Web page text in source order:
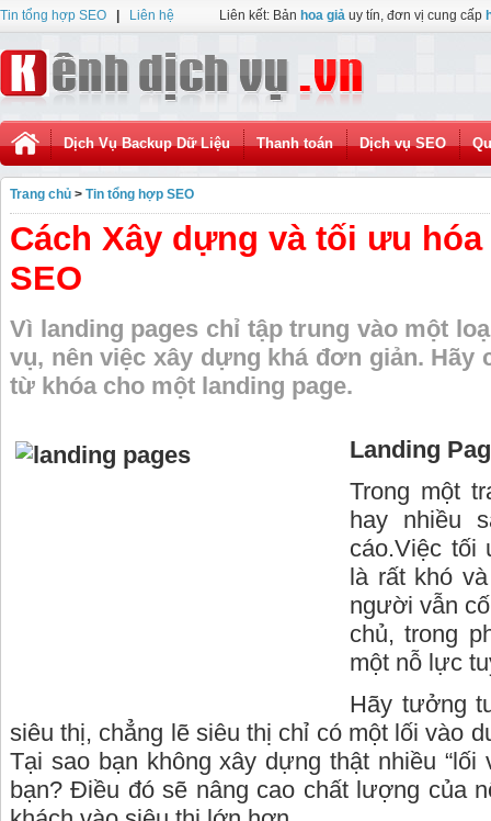
Tin tổng hợp SEO Liên hệ Liên kết: Bản hoa giả uy tín, đơn vị cung cấp
Dịch Vụ Backup Dữ Liệu Thanh toán Dịch vụ SEO
Trang chủ > Tin tổng hợp SEO
Cách Xây dựng và tối ưu
SEO
Vì landing pages chỉ tập trung vào một
vụ, nên việc xây dựng khá đơn giản. Hãy
từ khóa cho một landing page.
Landing
Trong một
hay nhiều
cáo.Việc tối
là rất khó
người vẫn
chủ, trong
một nỗ lực
Hãy tưởng
siêu thị, chẳng lẽ siêu thị chỉ có một lối vào
Tại sao bạn không xây dựng thật nhiều “lối
bạn? Điều đó sẽ nâng cao chất lượng của